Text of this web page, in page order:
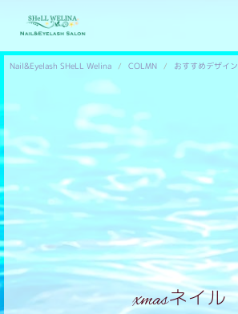
Nail&Eyelash SHeLL Welina COLMN おすすめデザイン
xmasネイル